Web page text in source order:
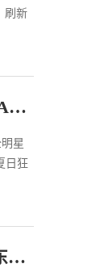
刷新
MiniRay14 | 武汉HOHA电音节陪你一起狂欢
星
日狂
MiniRay10 | 黄贯中山东梦想音乐节致敬BEYOND